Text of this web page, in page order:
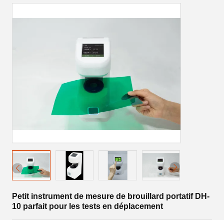
Petit instrument de mesure de brouillard portatif DH-
10 parfait pour les tests en déplacement